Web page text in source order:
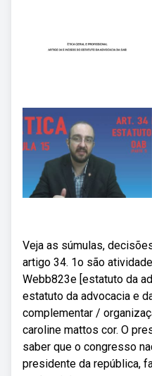
Veja as súmulas,
artigo 34. 1o são
Webb823e [estatuto da
estatuto da advocacia e
complementar /
caroline mattos cor. O
saber que o congresso
presidente da república,